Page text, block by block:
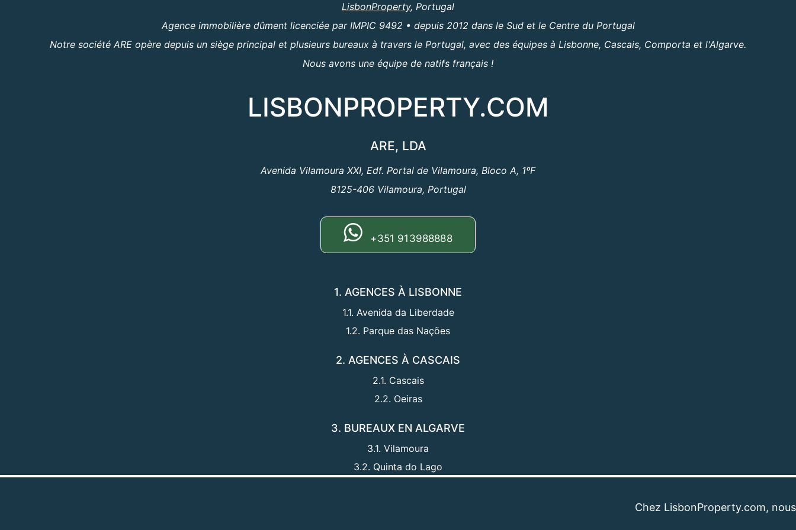
LisbonProperty, Portugal
Agence immobilière dûment licenciée par IMPIC 9492 • depuis 2012 dans le Sud et le Centre du Portugal
Notre société ARE opère depuis un siège principal et plusieurs bureaux à travers le Portugal, avec des équipes à Lisbonne, Cascais, Comporta et l'Algarve.
Nous avons une équipe de natifs français !
LISBONPROPERTY.COM
ARE, LDA
Avenida Vilamoura XXI, Edf. Portal de Vilamoura, Bloco A, 1ºF
8125-406 Vilamoura, Portugal
+351 913988888
1. AGENCES À LISBONNE
1.1. Avenida da Liberdade
1.2. Parque das Nações
2. AGENCES À CASCAIS
2.1. Cascais
2.2. Oeiras
3. BUREAUX EN ALGARVE
3.1. Vilamoura
3.2. Quinta do Lago
Chez LisbonProperty.com, nous